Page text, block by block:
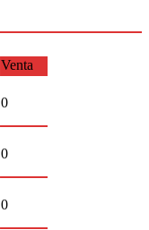
Venta
0
0
0